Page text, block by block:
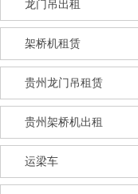
龙门吊出租
架桥机租赁
贵州龙门吊租赁
贵州架桥机出租
运梁车